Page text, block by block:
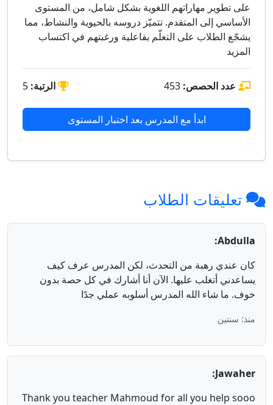
على تطوير مهاراتهم اللغوية بشكل شامل، من المستوى
الأساسي إلى المتقدم. تتميّز دروسه بالحيوية والنشاط، مما
يشجّع الطلاب على التعلّم بفاعلية ورغبتهم في اكتساب
المزيد
عدد الحصص: الرتبة:
ابدأ مع المدرس بعد اختبار المستوى
تعليقات الطلاب
Abdulla:
كان عندي رهبة من التحدث، لكن المدرس عرف كيف
يساعدني أتغلب عليها. الآن أنا أشارك في كل حصة بدون
خوف. ما شاء الله المدرس أسلوبه عملي جدًا
منذ: سنتين
Jawaher:
Thank you teacher Mahmoud for all you help sooo